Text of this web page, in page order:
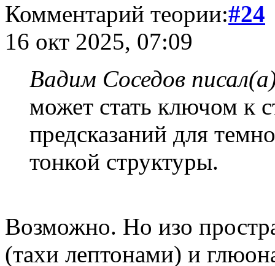
Комментарий теории:#24
16 окт 2025, 07:09
Вадим Соседов
может стать ключом к
предсказаний для
тонкой структуры.
Возможно. Но изо
(тахи лептонами) и